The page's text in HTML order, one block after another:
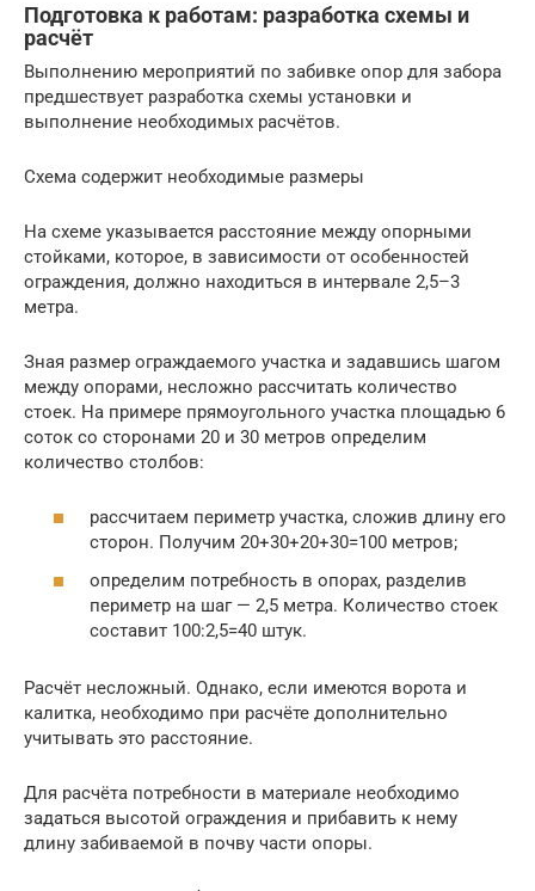
Подготовка к работам: разработка схемы и
расчёт
Выполнению мероприятий по забивке опор для забора
предшествует разработка схемы установки и
выполнение необходимых расчётов.
Схема содержит необходимые размеры
На схеме указывается расстояние между опорными
стойками, которое, в зависимости от особенностей
ограждения, должно находиться в интервале 2,5–3
метра.
Зная размер ограждаемого участка и задавшись шагом
между опорами, несложно рассчитать количество
стоек. На примере прямоугольного участка площадью 6
соток со сторонами 20 и 30 метров определим
количество столбов:
рассчитаем периметр участка, сложив длину его
сторон. Получим 20+30+20+30=100 метров;
определим потребность в опорах, разделив
периметр на шаг — 2,5 метра. Количество стоек
составит 100:2,5=40 штук.
Расчёт несложный. Однако, если имеются ворота и
калитка, необходимо при расчёте дополнительно
учитывать это расстояние.
Для расчёта потребности в материале необходимо
задаться высотой ограждения и прибавить к нему
длину забиваемой в почву части опоры.